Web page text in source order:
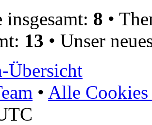
insgesamt: 8 •
13 • Unser
Übersicht
• Alle Cookies